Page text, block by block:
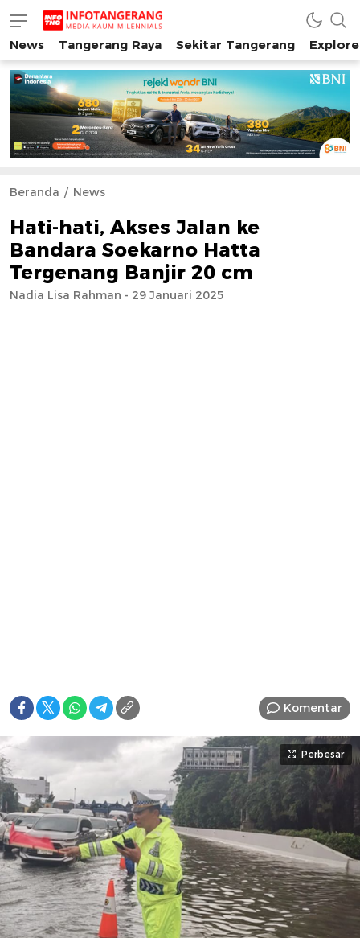
INFO TANGERANG
Media Kaum Millenials Tangerang Raya
News Tangerang Raya Sekitar Tangerang
Beranda News
Hati-hati, Akses Jalan ke
Bandara Soekarno Hatta
Tergenang Banjir 20 cm
Nadia Lisa Rahman - 29 Januari 2025
Komentar
Perbesar